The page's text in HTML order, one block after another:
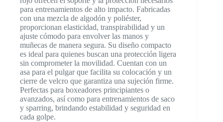
para entrenamientos de alto impacto. Fabricadas
con una mezcla de algodón y poliéster,
proporcionan elasticidad, transpirabilidad y un
ajuste cómodo para envolver las manos y
muñecas de manera segura. Su diseño compacto
es ideal para quienes buscan una protección ligera
sin comprometer la movilidad. Cuentan con un
asa para el pulgar que facilita su colocación y un
cierre de velcro que garantiza una sujeción firme.
Perfectas para boxeadores principiantes o
avanzados, así como para entrenamientos de saco
y sparring, brindando estabilidad y seguridad en
cada golpe.